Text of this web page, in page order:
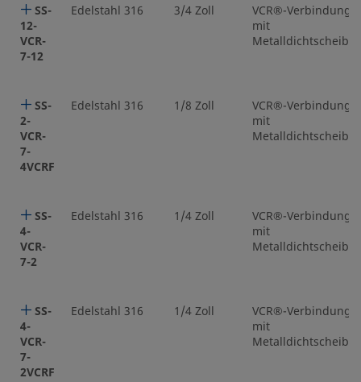
SS-
12-
VCR-
7-12
Edelstahl 316 3/4 Zoll
VCR®-Verbindung
mit
Metalldichtscheibe
SS-
2-
VCR-
7-
4VCRF
Edelstahl 316 1/8 Zoll
VCR®-Verbindung
mit
Metalldichtscheibe
SS-
4-
VCR-
7-2
Edelstahl 316 1/4 Zoll
VCR®-Verbindung
mit
Metalldichtscheibe
SS-
4-
VCR-
7-
2VCRF
Edelstahl 316 1/4 Zoll
VCR®-Verbindung
mit
Metalldichtscheibe